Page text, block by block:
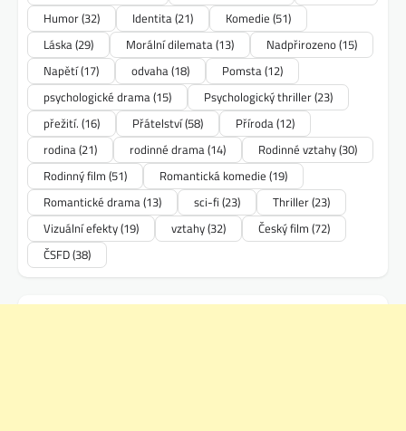
Humor(32) Identita(21) Komedie (51)
Láska(29) Morální dilemata(13) Nadpřirozeno(15)
Napětí(17) odvaha(18) Pomsta(12)
psychologické drama(15) Psychologický thriller(23)
přežití. (16) Přátelství(58) Příroda(12)
rodina(21) rodinné drama(14) Rodinné vztahy(30)
Rodinný film (51) Romantická komedie (19)
Romantické drama(13) sci-fi (23) Thriller(23)
Vizuální efekty(19) vztahy(32) Český film (72)
ČSFD(38)